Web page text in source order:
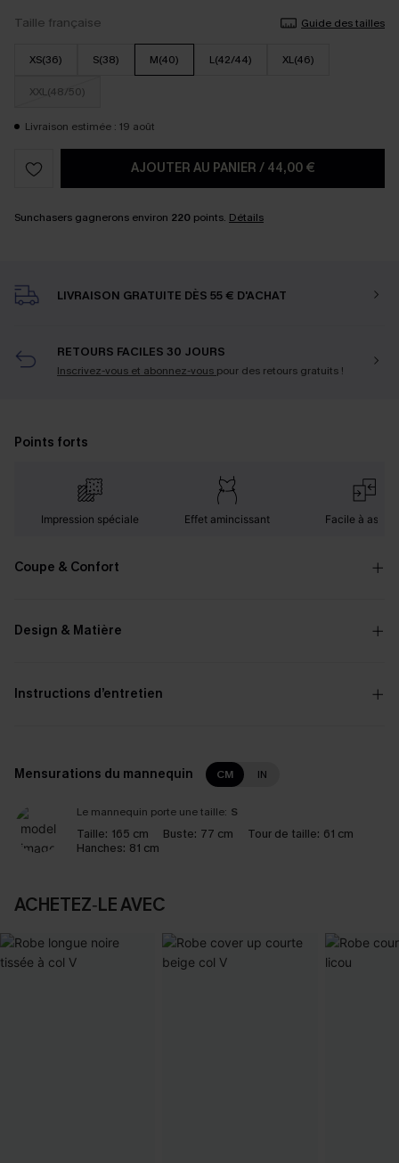
Taille française Guide des tailles
XS(36) S(38) M(40) L(42/44) XL(46)
XXL(48/50)
Livraison estimée : 19 août
AJOUTER AU PANIER / 44,00 €
Sunchasers gagnerons environ 220 points. Détails
LIVRAISON GRATUITE DÈS 55 € D'ACHAT
RETOURS FACILES 30 JOURS
Inscrivez-vous et abonnez-vous pour des retours gratuits !
Points forts
Impression spéciale Effet amincissant Facile à
Coupe & Confort
Design & Matière
Instructions d’entretien
Mensurations du mannequin CM IN
Le mannequin porte une taille: S
Taille: 165 cm Buste: 77 cm Tour de taille: 61 cm
Hanches: 81 cm
ACHETEZ‑LE AVEC